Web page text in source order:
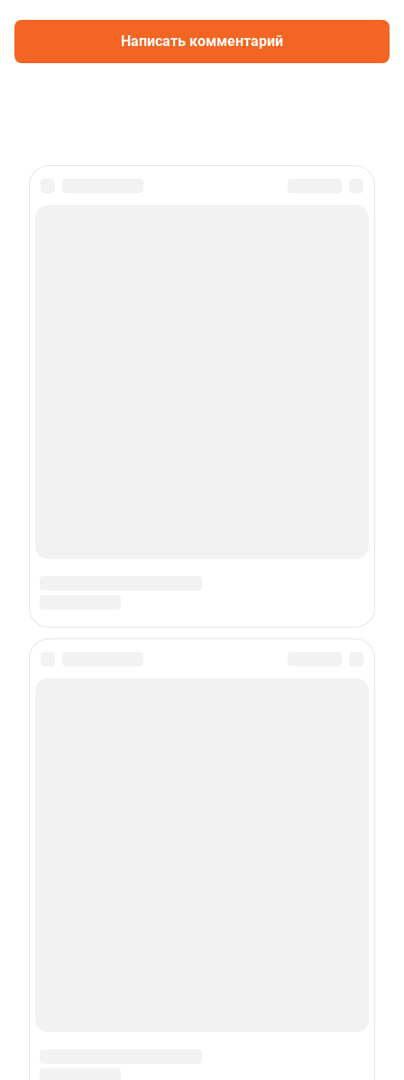
Написать комментарий